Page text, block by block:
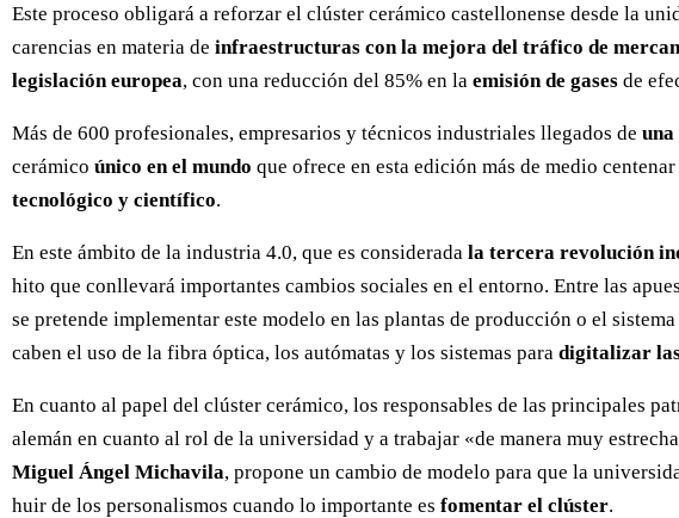
Este proceso obligará a reforzar el clúster cerámico castellonense desde la
carencias en materia de infraestructuras con la mejora del tráfico de
legislación europea, con una reducción del 85% en la emisión de gases de
Más de 600 profesionales, empresarios y técnicos industriales llegados de una
cerámico único en el mundo que ofrece en esta edición más de medio
tecnológico y científico.
En este ámbito de la industria 4.0, que es considerada la tercera revolución
hito que conllevará importantes cambios sociales en el entorno. Entre las
se pretende implementar este modelo en las plantas de producción o el sistema
caben el uso de la fibra óptica, los autómatas y los sistemas para digitalizar
En cuanto al papel del clúster cerámico, los responsables de las principales
alemán en cuanto al rol de la universidad y a trabajar «de manera muy
Miguel Ángel Michavila, propone un cambio de modelo para que la
huir de los personalismos cuando lo importante es fomentar el clúster.